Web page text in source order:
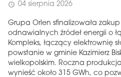
schedule 04 sierpnia 2026
Grupa Orlen sfinalizowała
odnawialnych źródeł energii o
Kompleks, łączący elektrownię
powstanie w gminie Kazimierz
wielkopolskim. Roczna
wynieść około 315 GWh, co